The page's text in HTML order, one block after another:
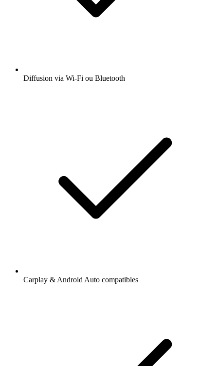
Diffusion via Wi-Fi ou Bluetooth
Carplay & Android Auto compatibles